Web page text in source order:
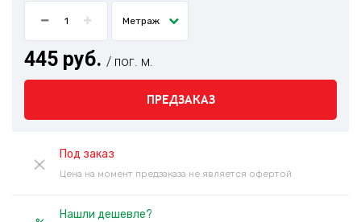
Метраж
445 руб. / пог. м.
ПРЕДЗАКАЗ
Под заказ
Цена на момент предзаказа не является офертой
Нашли дешевле?